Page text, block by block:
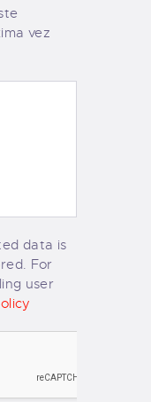
vez
data is
For
user